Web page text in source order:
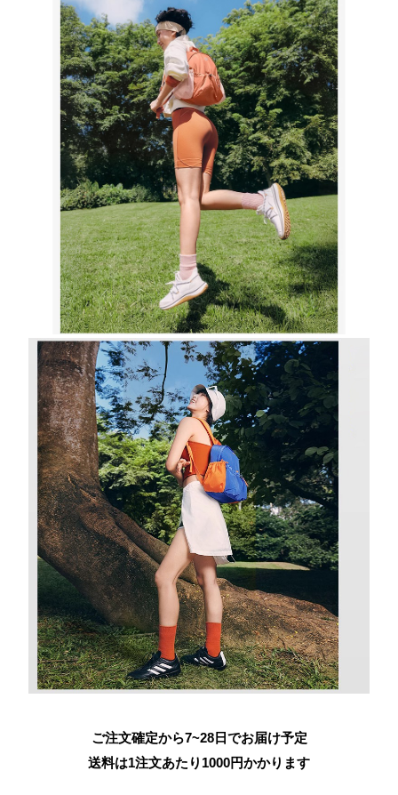
ご注文確定から7~28日でお届け予定
送料は1注文あたり 1000円かかります